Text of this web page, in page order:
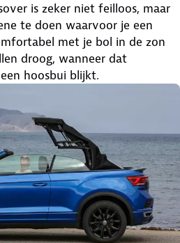
is zeker niet feilloos, maar
te doen waarvoor je een
met je bol in de zon
droog, wanneer dat
hoosbui blijkt.